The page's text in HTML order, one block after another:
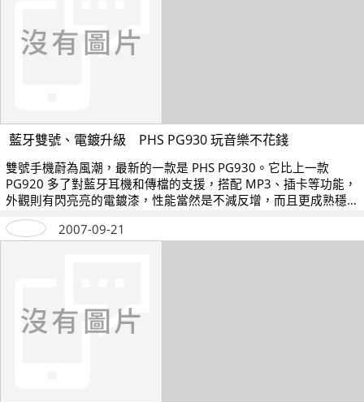
藍牙雙號、電鍍升級 PHS PG930 玩音樂不花錢
雙號手機蔚為風潮，最新的一款是 PHS PG930。它比上一款
PG920 多了對藍牙耳機和傳檔的支援，搭配 MP3、插卡等功能，
外觀則有閃亮亮的電鍍漆，性能當然是不減反增，而且更成熟穩
重，一部賣 5 千多元，相當超值。
2007-09-21